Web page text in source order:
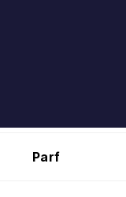
Parfumy